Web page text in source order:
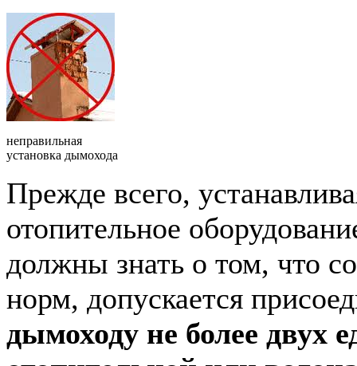
неправильная
установка дымохода
Прежде всего,
отопительное
должны знать о том, что
норм, допускается
дымоходу не более двух